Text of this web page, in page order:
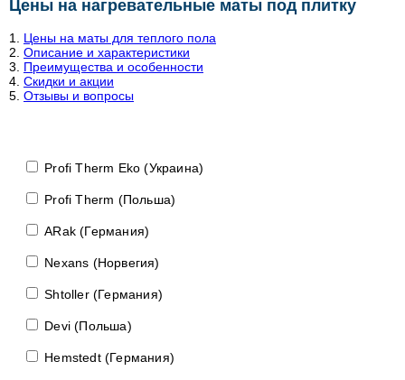
Цены на нагревательные маты под плитку
Цены на маты для теплого пола
Описание и характеристики
Преимущества и особенности
Скидки и акции
Отзывы и вопросы
Profi Therm Eko (Украина)
Profi Therm (Польша)
ARak (Германия)
Nexans (Норвегия)
Shtoller (Германия)
Devi (Польша)
Hemstedt (Германия)